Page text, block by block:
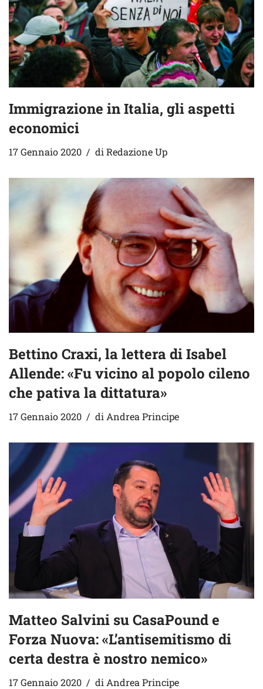
Immigrazione in Italia, gli aspetti
economici
17 Gennaio 2020 diRedazione Up
Bettino Craxi, la lettera di Isabel
Allende: «Fu vicino al popolo cileno
che pativa la dittatura»
17 Gennaio 2020 di Andrea Principe
Matteo Salvini su CasaPound e
Forza Nuova: «L’antisemitismo di
certa destra è nostro nemico»
17 Gennaio 2020 di Andrea Principe